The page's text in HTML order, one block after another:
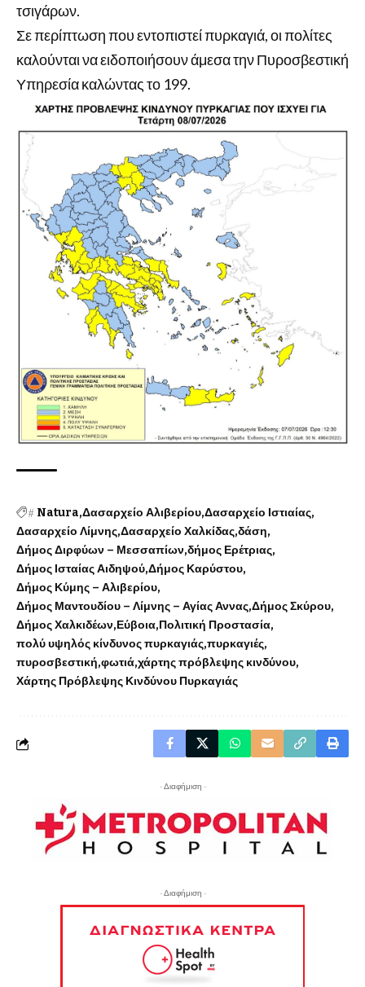
τσιγάρων.
Σε περίπτωση που εντοπιστεί πυρκαγιά, οι πολίτες
καλούνται να ειδοποιήσουν άμεσα την Πυροσβεστική
Υπηρεσία καλώντας το 199.
# Natura Δασαρχείο Αλιβερίου Δασαρχείο Ιστιαίας
Δασαρχείο Λίμνης Δασαρχείο Χαλκίδας δάση
Δήμος Διρφύων – Μεσσαπίων δήμος Ερέτριας
Δήμος Ισταίας Αιδηψού Δήμος Καρύστου
Δήμος Κύμης – Αλιβερίου
Δήμος Μαντουδίου – Λίμνης – Αγίας Αννας Δήμος Σκύρου
Δήμος Χαλκιδέων Εύβοια Πολιτική Προστασία
πολύ υψηλός κίνδυνος πυρκαγιάς πυρκαγιές
πυροσβεστική φωτιά χάρτης πρόβλεψης κινδύνου
Χάρτης Πρόβλεψης Κινδύνου Πυρκαγιάς
- Διαφήμιση -
- Διαφήμιση -